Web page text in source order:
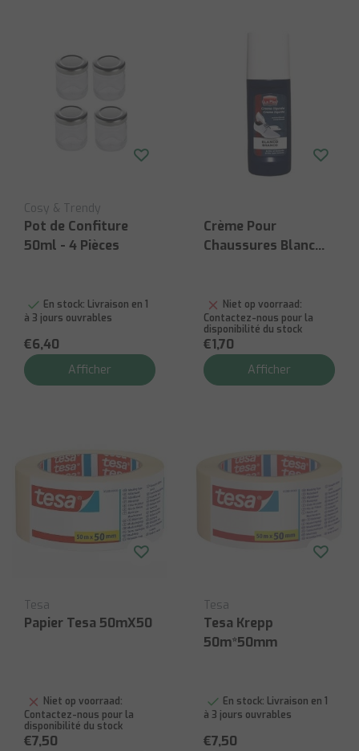
Cosy & Trendy
Pot de Confiture
50ml - 4 Pièces
En stock: Livraison en 1
à 3 jours ouvrables
€6,40
Afficher
Crème Pour
Chaussures Blanc
Niet op voorraad:
Contactez-nous pour la
disponibilité du stock
€1,70
Afficher
Tesa
Papier Tesa 50mX50
Niet op voorraad:
Contactez-nous pour la
disponibilité du stock
€7,50
Tesa
Tesa Krepp
50m*50mm
En stock: Livraison en 1
à 3 jours ouvrables
€7,50